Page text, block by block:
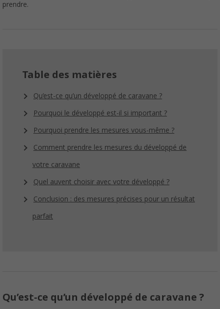
prendre.
Table des matières
Qu’est-ce qu’un développé de caravane ?
Pourquoi le développé est-il si important ?
Pourquoi prendre les mesures vous-même ?
Comment prendre les mesures du développé de
votre caravane
Quel auvent choisir avec votre développé ?
Conclusion : des mesures précises pour un résultat
parfait
Qu’est-ce qu’un développé de caravane ?